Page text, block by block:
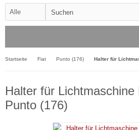
Startseite Fiat Punto (176) Halter für
Halter für
Punto (176)